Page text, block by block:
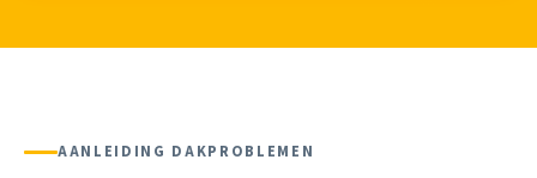
AANLEIDING DAKPROBLEMEN